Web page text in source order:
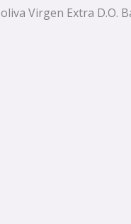
Virgen Extra D.O.